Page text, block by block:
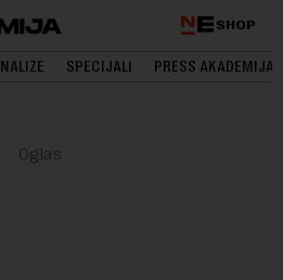
SHOP
SPECIJALI PRESS AKADEMIJA